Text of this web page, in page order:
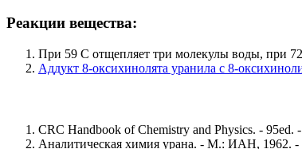
Реакции вещества:
При 59 С отщепляет три молекулы воды, при
Аддукт 8-оксихинолята уранила с 8-
CRC Handbook of Chemistry and Physics. - 95ed.
Аналитическая химия урана. - М.: ИАН, 1962. -